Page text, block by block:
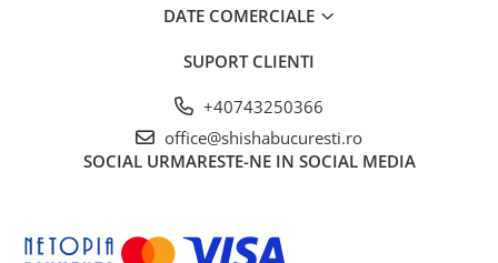
DATE COMERCIALE
SUPORT CLIENTI
+40743250366
office@shishabucuresti.ro
SOCIAL URMARESTE-NE IN SOCIAL MEDIA